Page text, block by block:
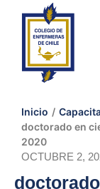
Inicio /
doctorado en
2020
OCTUBRE 2,